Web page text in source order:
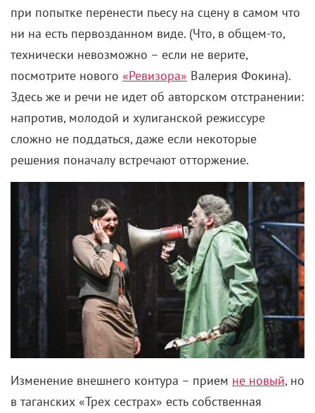
при попытке перенести пьесу на сцену в самом что
ни на есть первозданном виде. (Что, в общем-то,
технически невозможно – если не верите,
посмотрите нового «Ревизора» Валерия Фокина).
Здесь же и речи не идет об авторском отстранении:
напротив, молодой и хулиганской режиссуре
сложно не поддаться, даже если некоторые
решения поначалу встречают отторжение.
Изменение внешнего контура – прием не новый, но
в таганских «Трех сестрах» есть собственная